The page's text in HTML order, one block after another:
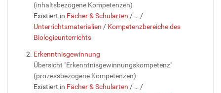
(inhaltsbezogene Kompetenzen)
Existiert in Fächer & Schularten / … /
Unterrichtsmaterialien / Kompetenzbereiche des
Biologieunterrichts
Erkenntnisgewinnung
Übersicht "Erkenntnisgewinnungskompetenz"
(prozessbezogene Kompetenzen)
Existiert in Fächer & Schularten / … /